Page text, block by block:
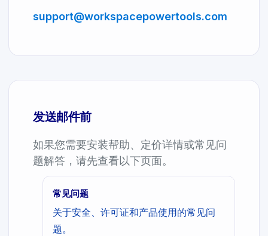
support@workspacepowertools.com
发送邮件前
如果您需要安装帮助、定价详情或常见问
题解答，请先查看以下页面。
常见问题
关于安全、许可证和产品使用的常见问
题。